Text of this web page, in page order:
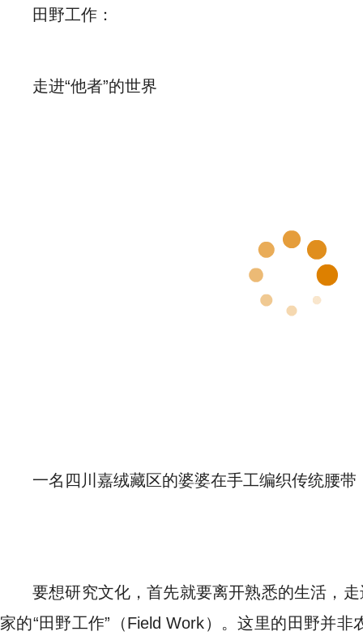
田野工作：
走进“他者”的世界
一名四川嘉绒藏区的婆婆在手工编织传统腰带
要想研究文化，首先就要离开熟悉的生活，
家的“田野工作”（Field Work）。这里的田野并